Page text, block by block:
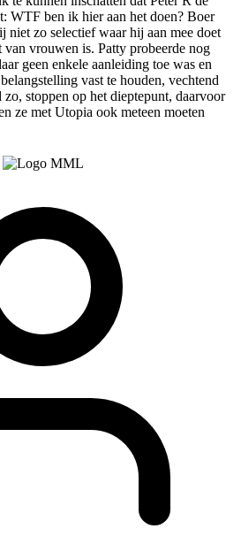
WTF ben ik hier aan het doen? Boer
niet zo selectief waar hij aan mee doet
vrouwen is. Patty probeerde nog
geen enkele aanleiding toe was en
vast te houden, vechtend
zo, stoppen op het dieptepunt, daarvoor
ze met Utopia ook meteen moeten